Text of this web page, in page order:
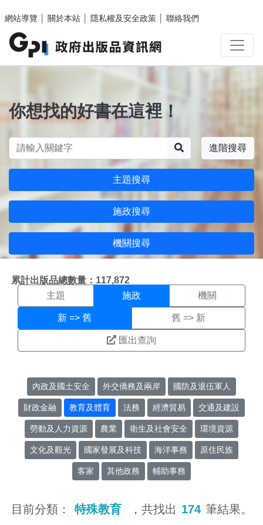
網站導覽
關於本站 隱私權及安全政策 聯絡我們
你想找的好書在這裡！
進階搜尋
主題搜尋
施政搜尋
機關搜尋
累計出版品總數量：117,872
施政搜尋結果頁面
主題 施政 機關
新 => 舊 舊 => 新
匯出查詢
內政及國土安全 外交僑務及兩岸 國防及退伍軍人
財政金融 教育及體育 法務 經濟貿易 交通及建設
勞動及人力資源 農業 衛生及社會安全 環境資源
文化及觀光 國家發展及科技 海洋事務 原住民族
客家 其他政務 輔助事務
目前分類： 特殊教育 ，共找出 174 筆結果。